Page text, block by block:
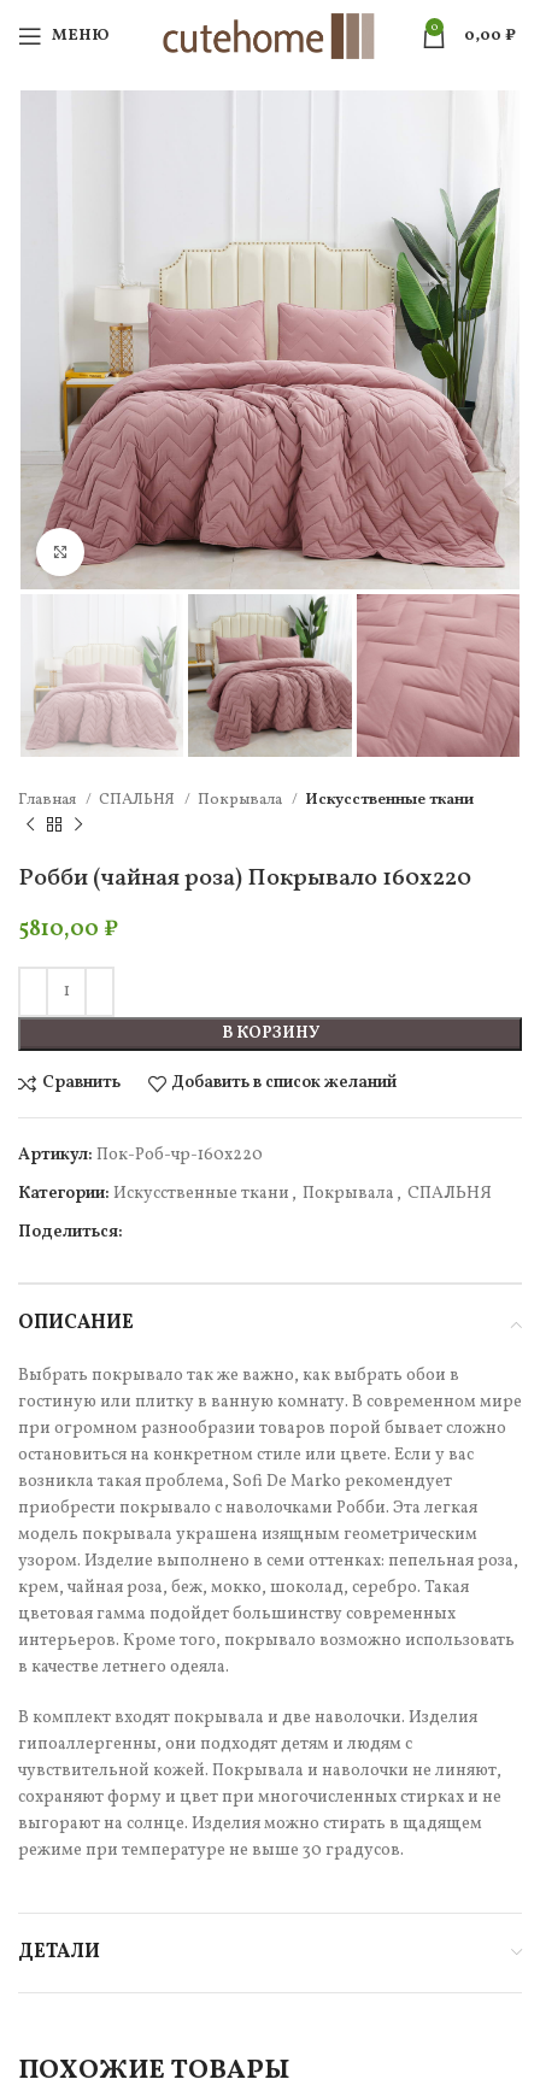
МЕНЮ 0 0,00 ₽
Нажмите, чтобы увеличить
Главная СПАЛЬНЯ Покрывала Искусственные ткани
Робби (чайная роза) Покрывало 160х220
5810,00 ₽
В КОРЗИНУ
Сравнить Добавить в список желаний
Артикул: Пок-Роб-чр-160х220
Категории: Искусственные ткани , Покрывала , СПАЛЬНЯ
Поделиться:
ОПИСАНИЕ
Выбрать покрывало так же важно, как выбрать обои в
гостиную или плитку в ванную комнату. В современном мире
при огромном разнообразии товаров порой бывает сложно
остановиться на конкретном стиле или цвете. Если у вас
возникла такая проблема, Sofi De Marko рекомендует
приобрести покрывало с наволочками Робби. Эта легкая
модель покрывала украшена изящным геометрическим
узором. Изделие выполнено в семи оттенках: пепельная роза,
крем, чайная роза, беж, мокко, шоколад, серебро. Такая
цветовая гамма подойдет большинству современных
интерьеров. Кроме того, покрывало возможно использовать
в качестве летнего одеяла.
В комплект входят покрывала и две наволочки. Изделия
гипоаллергенны, они подходят детям и людям с
чувствительной кожей. Покрывала и наволочки не линяют,
сохраняют форму и цвет при многочисленных стирках и не
выгорают на солнце. Изделия можно стирать в щадящем
режиме при температуре не выше 30 градусов.
ДЕТАЛИ
ПОХОЖИЕ ТОВАРЫ